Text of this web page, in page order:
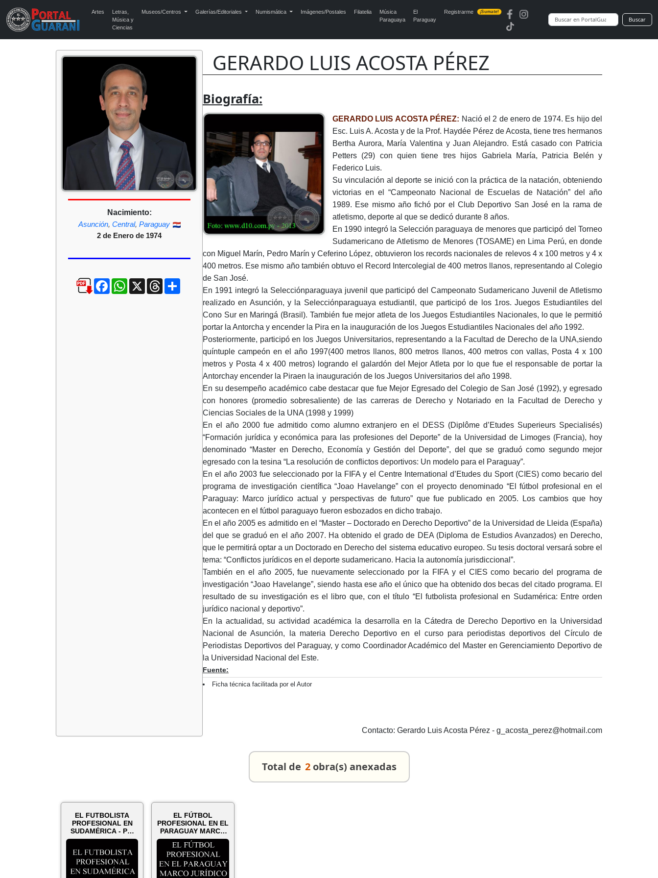
Artes
Letras,
Música y
Ciencias
Museos/Centros Galerías/Editoriales Numismática Imágenes/Postales Filatelia
Música
Paraguaya
El
Paraguay
Registrarme ¡Sumate!
Buscar
GERARDO LUIS ACOSTA PÉREZ
Nacimiento:
Asunción, Central, Paraguay
2 de Enero de 1974
FacebookWhatsApp
X ThreadsCompartir
Biografía:
GERARDO LUIS ACOSTA PÉREZ: Nació el 2 de enero de 1974. Es hijo del
Esc. Luis A. Acosta y de la Prof. Haydée Pérez de Acosta, tiene tres hermanos
Bertha Aurora, María Valentina y Juan Alejandro. Está casado con Patricia
Petters (29) con quien tiene tres hijos Gabriela María, Patricia Belén y
Federico Luis.
Su vinculación al deporte se inició con la práctica de la natación, obteniendo
victorias en el “Campeonato Nacional de Escuelas de Natación” del año
1989. Ese mismo año fichó por el Club Deportivo San José en la rama de
atletismo, deporte al que se dedicó durante 8 años.
En 1990 integró la Selección paraguaya de menores que participó del Torneo
Sudamericano de Atletismo de Menores (TOSAME) en Lima Perú, en donde
con Miguel Marín, Pedro Marín y Ceferino López, obtuvieron los records nacionales de relevos 4 x 100 metros y 4 x
400 metros. Ese mismo año también obtuvo el Record Intercolegial de 400 metros llanos, representando al Colegio
de San José.
En 1991 integró la Selecciónparaguaya juvenil que participó del Campeonato Sudamericano Juvenil de Atletismo
realizado en Asunción, y la Selecciónparaguaya estudiantil, que participó de los 1ros. Juegos Estudiantiles del
Cono Sur en Maringá (Brasil). También fue mejor atleta de los Juegos Estudiantiles Nacionales, lo que le permitió
portar la Antorcha y encender la Pira en la inauguración de los Juegos Estudiantiles Nacionales del año 1992.
Posteriormente, participó en los Juegos Universitarios, representando a la Facultad de Derecho de la UNA,siendo
quíntuple campeón en el año 1997(400 metros llanos, 800 metros llanos, 400 metros con vallas, Posta 4 x 100
metros y Posta 4 x 400 metros) logrando el galardón del Mejor Atleta por lo que fue el responsable de portar la
Antorchay encender la Piraen la inauguración de los Juegos Universitarios del año 1998.
En su desempeño académico cabe destacar que fue Mejor Egresado del Colegio de San José (1992), y egresado
con honores (promedio sobresaliente) de las carreras de Derecho y Notariado en la Facultad de Derecho y
Ciencias Sociales de la UNA (1998 y 1999)
En el año 2000 fue admitido como alumno extranjero en el DESS (Diplôme d’Etudes Superieurs Specialisés)
“Formación jurídica y económica para las profesiones del Deporte” de la Universidad de Limoges (Francia), hoy
denominado “Master en Derecho, Economía y Gestión del Deporte”, del que se graduó como segundo mejor
egresado con la tesina “La resolución de conflictos deportivos: Un modelo para el Paraguay”.
En el año 2003 fue seleccionado por la FIFA y el Centre International d’Etudes du Sport (CIES) como becario del
programa de investigación científica “Joao Havelange” con el proyecto denominado “El fútbol profesional en el
Paraguay: Marco jurídico actual y perspectivas de futuro” que fue publicado en 2005. Los cambios que hoy
acontecen en el fútbol paraguayo fueron esbozados en dicho trabajo.
En el año 2005 es admitido en el “Master – Doctorado en Derecho Deportivo” de la Universidad de Lleida (España)
del que se graduó en el año 2007. Ha obtenido el grado de DEA (Diploma de Estudios Avanzados) en Derecho,
que le permitirá optar a un Doctorado en Derecho del sistema educativo europeo. Su tesis doctoral versará sobre el
tema: “Conflictos jurídicos en el deporte sudamericano. Hacia la autonomía jurisdiccional”.
También en el año 2005, fue nuevamente seleccionado por la FIFA y el CIES como becario del programa de
investigación “Joao Havelange”, siendo hasta ese año el único que ha obtenido dos becas del citado programa. El
resultado de su investigación es el libro que, con el título “El futbolista profesional en Sudamérica: Entre orden
jurídico nacional y deportivo”.
En la actualidad, su actividad académica la desarrolla en la Cátedra de Derecho Deportivo en la Universidad
Nacional de Asunción, la materia Derecho Deportivo en el curso para periodistas deportivos del Círculo de
Periodistas Deportivos del Paraguay, y como Coordinador Académico del Master en Gerenciamiento Deportivo de
la Universidad Nacional del Este.
Fuente:
Ficha técnica facilitada por el Autor
Contacto: Gerardo Luis Acosta Pérez - g_acosta_perez@hotmail.com
Total de 2 obra(s) anexadas
EL FUTBOLISTA
PROFESIONAL EN
SUDAMÉRICA - Por
GERARDO LUIS
EL FÚTBOL
PROFESIONAL EN EL
PARAGUAY MARCO
JURÍDICO ACTUAL Y
PERS...